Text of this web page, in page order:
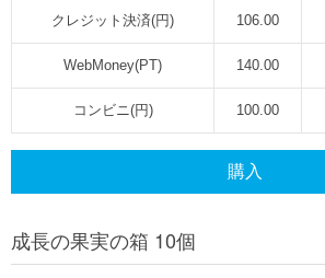
クレジット決済(円) 106.00
WebMoney(PT) 140.00
コンビニ(円) 100.00
購入
成長の果実の箱 10個